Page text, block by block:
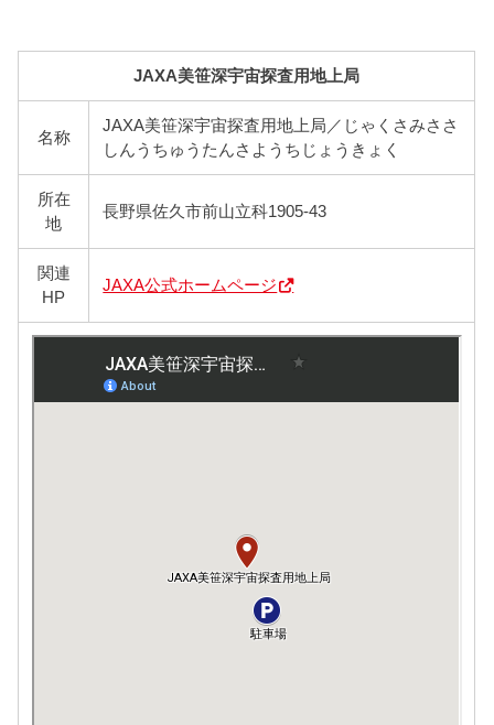
JAXA美笹深宇宙探査用地上局
名称
JAXA美笹深宇宙探査用地上局／じゃくさみささ
しんうちゅうたんさようちじょうきょく
所在
地
長野県佐久市前山立科1905-43
関連
HP
JAXA公式ホームページ